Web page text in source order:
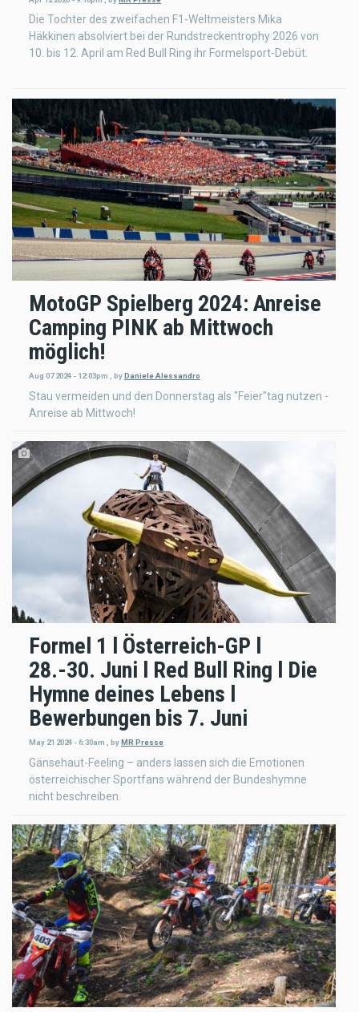
Die Tochter des zweifachen F1-Weltmeisters Mika
Häkkinen absolviert bei der Rundstreckentrophy 2026 von
10. bis 12. April am Red Bull Ring ihr Formelsport-Debüt.
MotoGP Spielberg 2024: Anreise
Camping PINK ab Mittwoch
möglich!
Aug 07 2024 - 12:03pm byDaniele Alessandro
Stau vermeiden und den Donnerstag als "Feier"tag nutzen -
Anreise ab Mittwoch!
Formel 1 l Österreich-GP l
28.-30. Juni l Red Bull Ring l Die
Hymne deines Lebens l
Bewerbungen bis 7. Juni
May 21 2024 - 6:30am byMR Presse
Gänsehaut-Feeling – anders lassen sich die Emotionen
österreichischer Sportfans während der Bundeshymne
nicht beschreiben.